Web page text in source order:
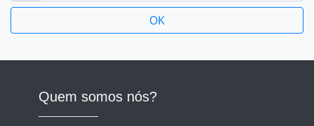
Quem somos nós?